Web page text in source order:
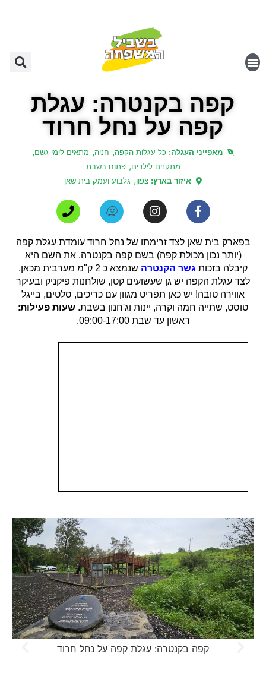
קפה בקנטרה: עגלת
קפה על נחל חרוד
מאפייני העגלה: כל עגלות הקפה, חניה, מתאים לימי גשם,
מתקנים לילדים, פתוח בשבת
איזור בארץ: צפון, גלבוע ועמק בית שאן
בפארק בית שאן לצד זרימתו של נחל חרוד עומדת עגלת קפה
(יותר נכון מכולת קפה) בשם קפה בקנטרה. את השם היא
קיבלה בזכות גשר הקנטרה
שנמצא כ 2 ק"מ מערבית מכאן.
לצד עגלת הקפה יש גן שעשועים קטן, שולחנות פיקניק ובעיקר
אווירה טובה! יש כאן תפריט מגוון עם כריכים, סלטים, בייגל
טוסט, שתייה חמה וקרה, יינות וג'חנון בשבת. שעות פעילות:
ראשון עד שבת 09:00-17:00.
קפה בקנטרה: עגלת קפה על נחל חרוד